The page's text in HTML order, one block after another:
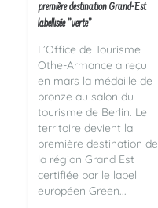
première destination Grand-Est
labellisée ’’verte’’
L’Office de Tourisme
Othe-Armance a reçu
en mars la médaille de
bronze au salon du
tourisme de Berlin. Le
territoire devient la
première destination de
la région Grand Est
certifiée par le label
européen Green...